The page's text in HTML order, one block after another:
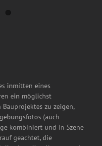
inmitten eines
ein möglichst
zu zeigen,
(auch
kombiniert und in Szene
geachtet, die